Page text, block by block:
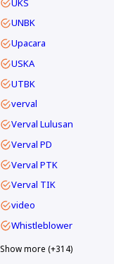
UKS
UNBK
Upacara
USKA
UTBK
verval
Verval Lulusan
Verval PD
Verval PTK
Verval TIK
video
Whistleblower
Show more (+314)